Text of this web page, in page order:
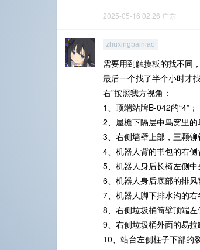
2025-05-16 02:26 广东
zhuxingbainiao
需要用到触摸板的找不同
最后一个找了半个小时才
右”按照我方视角：
1、顶端站牌B-042的“4”；
2、屋檐下隔层中鸟窝里的
3、右侧墙壁上部，三颗铆
4、机器人背的书包的右侧
5、机器人身后长椅左侧中
6、机器人身后底部的排风
7、机器人脚下排水沟的右
8、右侧垃圾桶筒壁顶端左
9、右侧垃圾桶外面的易拉
10、站台左侧柱子下部的